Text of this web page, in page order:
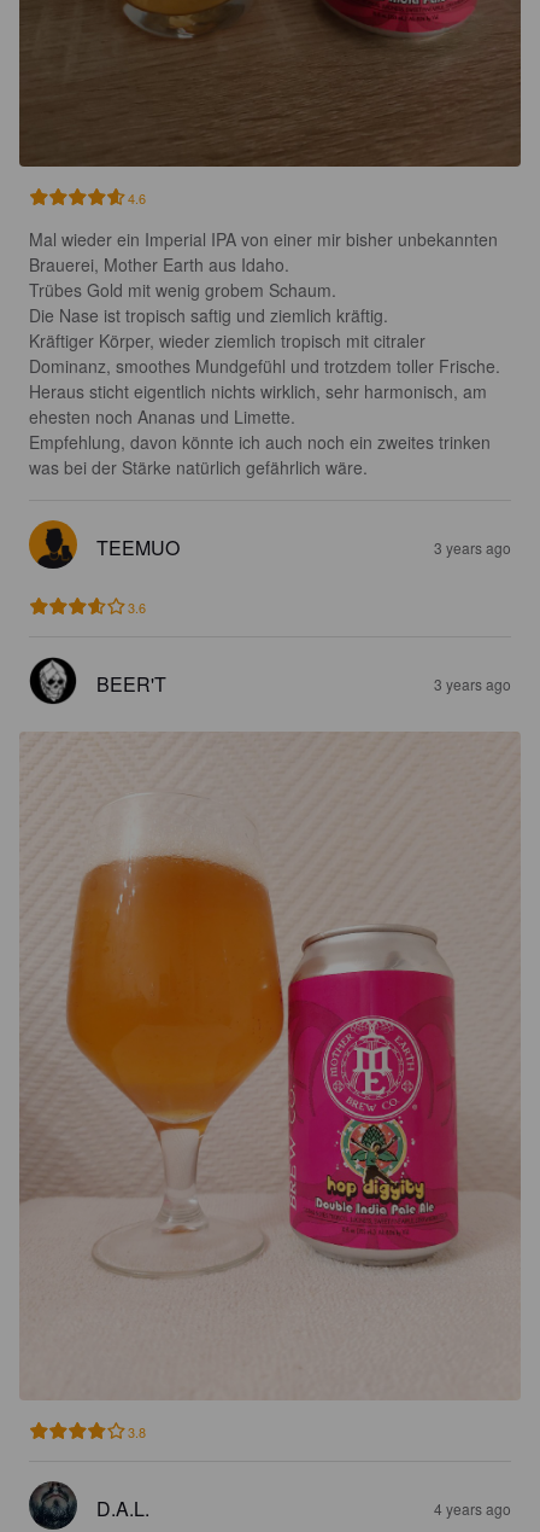
4.6
Mal wieder ein Imperial IPA von einer mir bisher unbekannten
Brauerei, Mother Earth aus Idaho.
Trübes Gold mit wenig grobem Schaum.
Die Nase ist tropisch saftig und ziemlich kräftig.
Kräftiger Körper, wieder ziemlich tropisch mit citraler
Dominanz, smoothes Mundgefühl und trotzdem toller Frische.
Heraus sticht eigentlich nichts wirklich, sehr harmonisch, am
ehesten noch Ananas und Limette.
Empfehlung, davon könnte ich auch noch ein zweites trinken
was bei der Stärke natürlich gefährlich wäre.
TEEMUO 3 years ago
3.6
BEER'T 3 years ago
3.8
D.A.L. 4 years ago